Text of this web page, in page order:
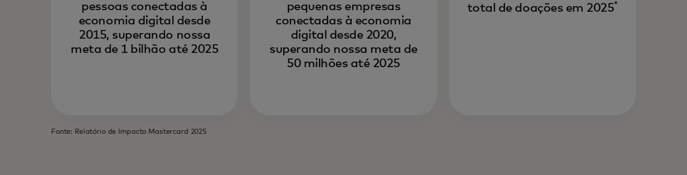
pessoas conectadas à
economia digital desde
2015, superando nossa
meta de 1 bilhão até 2025
pequenas empresas
conectadas à economia
digital desde 2020,
superando nossa meta de
50 milhões até 2025
total de doações em 2025*
Fonte: Relatório de Impacto Mastercard 2025